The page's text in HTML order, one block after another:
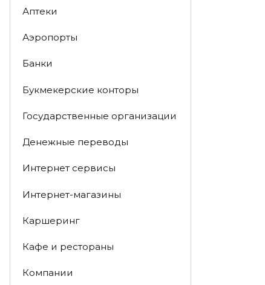
Аптеки
Аэропорты
Банки
Букмекерские конторы
Государственные организации
Денежные переводы
Интернет сервисы
Интернет-магазины
Каршеринг
Кафе и рестораны
Компании